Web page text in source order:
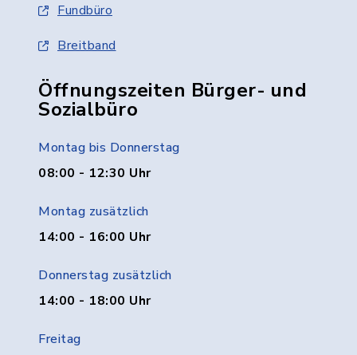
Fundbüro
Breitband
Öffnungszeiten Bürger- und
Sozialbüro
Montag bis Donnerstag
08:00 - 12:30 Uhr
Montag zusätzlich
14:00 - 16:00 Uhr
Donnerstag zusätzlich
14:00 - 18:00 Uhr
Freitag